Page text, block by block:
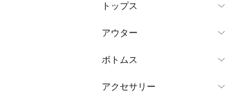
トップス
アウター
ボトムス
アクセサリー